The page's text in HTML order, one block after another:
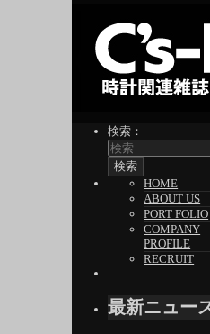
検索：
HOME
ABOUT US
PORT FOLIO
COMPANY
PROFILE
RECRUIT
最新ニュー